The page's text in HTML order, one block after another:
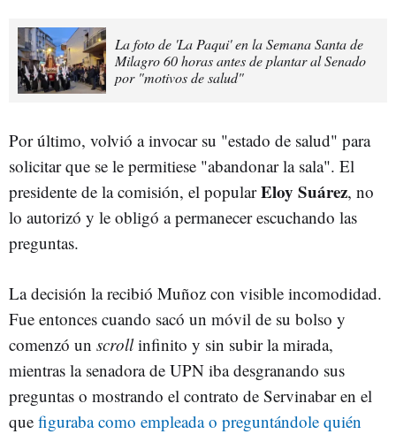
La foto de 'La Paqui' en la Semana Santa de
Milagro 60 horas antes de plantar al Senado
por "motivos de salud"
Por último, volvió a invocar su "estado de salud" para
solicitar que se le permitiese "abandonar la sala". El
presidente de la comisión, el popularEloy Suárez, no
lo autorizó y le obligó a permanecer escuchando las
preguntas.
La decisión la recibió Muñoz con visible incomodidad.
Fue entonces cuando sacó un móvil de su bolso y
comenzó un scrollinfinito y sin subir la mirada,
mientras la senadora de UPN iba desgranando sus
preguntas o mostrando el contrato de Servinabar en el
que figuraba como empleada o preguntándole quién